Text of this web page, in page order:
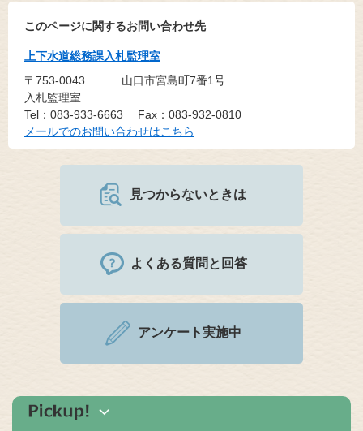
このページに関するお問い合わせ先
上下水道総務課入札監理室
〒753-0043
山口市宮島町7番1号
入札監理室
Tel：083-933-6663
Fax：083-932-0810
メールでのお問い合わせはこちら
見つからないときは
よくある質問と回答
アンケート実施中